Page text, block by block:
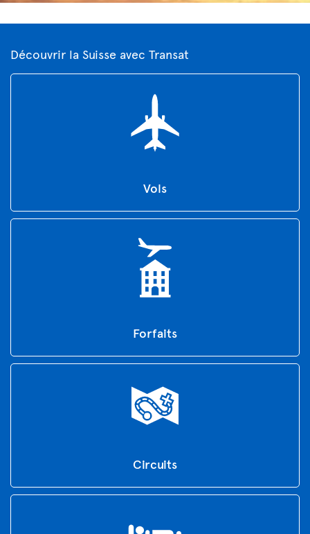
Découvrir la Suisse avec Transat
Vols
Forfaits
Circuits